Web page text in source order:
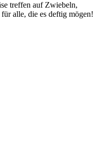
treffen auf Zwiebeln,
alle, die es deftig mögen!